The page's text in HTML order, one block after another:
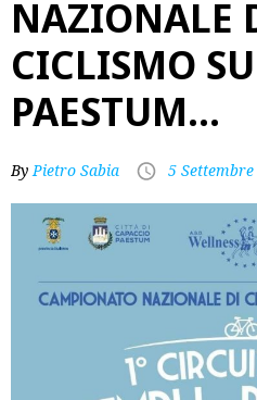
NAZIONALE
CICLISMO
PAESTUM…
ByPietro Sabia 5